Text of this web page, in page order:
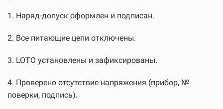
1. Наряд-допуск оформлен и подписан.
2. Все питающие цепи отключены.
3. LOTO установлены и зафиксированы.
4. Проверено отсутствие напряжения (прибор, №
поверки, подпись).